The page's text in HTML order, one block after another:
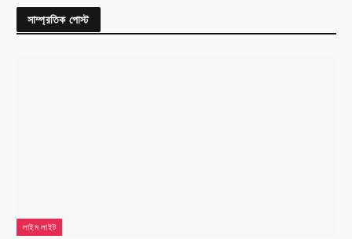
সাম্প্রতিক পোস্ট
লাইম লাইট